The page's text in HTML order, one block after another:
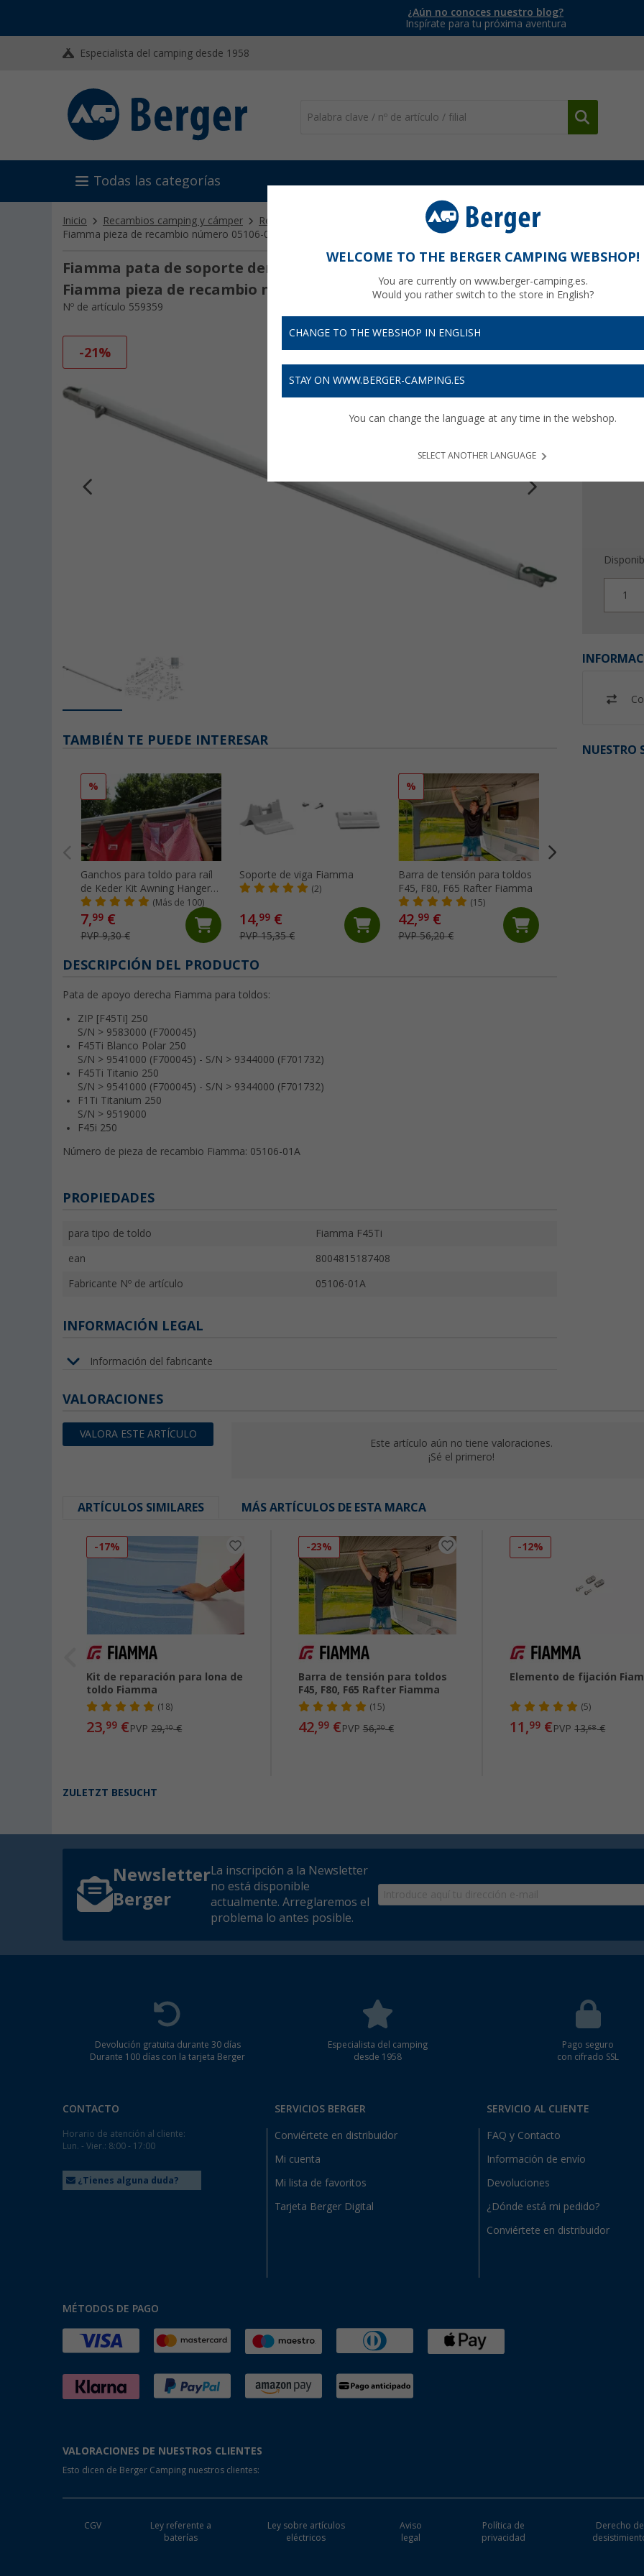
¿Aún no conoces nuestro blog?
Inspírate para tu próxima aventura
Especialista del camping desde 1958
Todas las categorías
Inicio Recambios camping y cámper Recambios Fiamma Recambios Toldos Fiamma
Fiamma pata de soporte
Fiamma pieza de recambio número 05106-01A
Fiamma pata de soporte derecha para toldo ZIP F45Ti / F45Ti / F1Ti / F45i 250 -
Fiamma pieza de recambio número 05106-01A
Nº de artículo 559359
-21% PVP82,47
Recibe
1
NUESTRO
TAMBIÉN TE PUEDE INTERESAR
%
Ganchos para toldo para raíl
de Keder Kit Awning Hangers
Fiamma
(Más de 100)
7,99 €
PVP 9,30 €
Soporte de viga Fiamma
(2)
14,99 €
PVP 15,35 €
%
Barra de tensión para toldos
F45, F80, F65 Rafter Fiamma
(15)
42,99 €
PVP 56,20 €
DESCRIPCIÓN DEL PRODUCTO
Pata de apoyo derecha Fiamma para toldos:
ZIP [F45Ti] 250
S/N > 9583000 (F700045)
F45Ti Blanco Polar 250
S/N > 9541000 (F700045) - S/N > 9344000 (F701732)
F45Ti Titanio 250
S/N > 9541000 (F700045) - S/N > 9344000 (F701732)
F1Ti Titanium 250
S/N > 9519000
F45i 250
Número de pieza de recambio Fiamma: 05106-01A
PROPIEDADES
para tipo de toldo Fiamma F45Ti
ean 8004815187408
Fabricante Nº de artículo 05106-01A
INFORMACIÓN LEGAL
Información del fabricante
VALORACIONES
VALORA ESTE ARTÍCULO
Este artículo aún no tiene valoraciones.
¡Sé el primero!
ARTÍCULOS SIMILARES MÁS ARTÍCULOS DE ESTA MARCA
-17%
Kit de reparación para lona de
toldo Fiamma
(18)
23,99 €PVP29,10€
-23%
Barra de tensión para toldos
F45, F80, F65 Rafter Fiamma
(15)
42,99€PVP 56,20€
-12%
Elemento de fijación
(5)
11,99 €PVP13,68€
ZULETZT BESUCHT
Newsletter
Berger
La inscripción a la Newsletter
no está disponible
actualmente. Arreglaremos el
problema lo antes posible.
Devolución gratuita durante 30 días
Durante 100 días con la tarjeta Berger
Especialista del camping
desde 1958
Pago seguro
con cifrado SSL
CONTACTO
Horario de atención al cliente:
Lun. - Vier.: 8:00 - 17:00
¿Tienes alguna duda?
SERVICIOS BERGER
Conviértete en distribuidor
Mi cuenta
Mi lista de favoritos
Tarjeta Berger Digital
SERVICIO AL CLIENTE
FAQ y Contacto
Información de envío
Devoluciones
¿Dónde está mi pedido?
Conviértete en distribuidor
MÉTODOS DE PAGO
VALORACIONES DE NUESTROS CLIENTES
Esto dicen de Berger Camping nuestros clientes:
CGV
Ley referente a
baterías
Ley sobre artículos
eléctricos
Aviso
legal
Política de
privacidad
Derecho de
WELCOME TO THE BERGER CAMPING WEBSHOP!
You are currently on www.berger-camping.es.
Would you rather switch to the store in English?
CHANGE TO THE WEBSHOP IN ENGLISH
STAY ON WWW.BERGER-CAMPING.ES
You can change the language at any time in the webshop.
SELECT ANOTHER LANGUAGE